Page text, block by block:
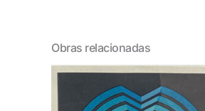
Obras relacionadas